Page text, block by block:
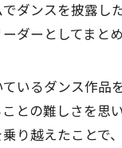
でダンスを披露し
ダーとしてまとめ
いるダンス作品
との難しさを思
り越えたことで